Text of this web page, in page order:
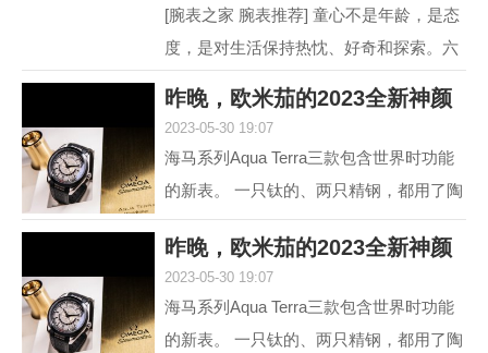
[腕表之家 腕表推荐] 童心不是年龄，是态
度，是对生活保持热忱、好奇和探索。六
茄彩色盘面腕表，...
昨晚，欧米茄的2023全新神颜
2023-05-30 19:07
海马系列Aqua Terra三款包含世界时功能
的新表。 一只钛的、两只精钢，都用了陶
瓷圈儿。 世界时以海马加身，是为强调运
动属性。约定俗成...
昨晚，欧米茄的2023全新神颜
2023-05-30 19:07
海马系列Aqua Terra三款包含世界时功能
的新表。 一只钛的、两只精钢，都用了陶